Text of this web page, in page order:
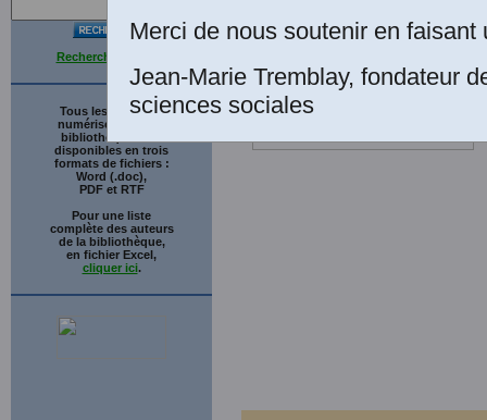
Recherche avancée
Tous les ouvrages
numérisés de cette
bibliothèque sont
disponibles en trois
formats de fichiers :
Word (.doc),
PDF et RTF
Pour une liste
complète des auteurs
de la bibliothèque,
en fichier Excel,
cliquer ici.
Merci de nous soutenir en faisant
Jean-Marie Tremblay, fondateur
sciences sociales